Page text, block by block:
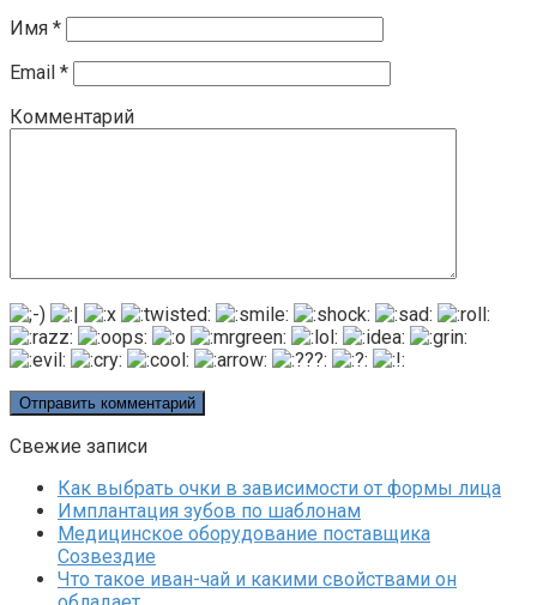
Имя *
Email *
Комментарий
Свежие записи
Как выбрать очки в зависимости от формы лица
Имплантация зубов по шаблонам
Медицинское оборудование поставщика
Созвездие
Что такое иван-чай и какими свойствами он